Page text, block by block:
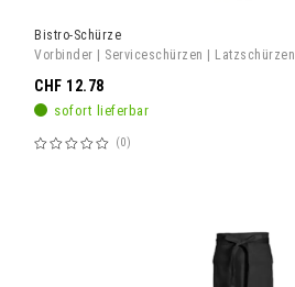
Bistro-Schürze
Vorbinder | Serviceschürzen | Latzschürzen
sofort lieferbar
Bewertung:
0
CHF 12.78